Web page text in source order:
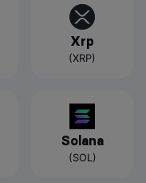
Xrp
(XRP)
Solana
(SOL)